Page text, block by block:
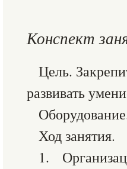
Конспект
Цель.
развивать
Ход занятия.
1.